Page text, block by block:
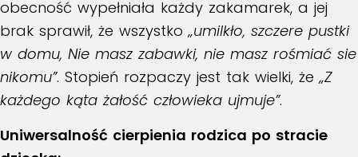
obecność wypełniała każdy zakamarek, a jej
brak sprawił, że wszystko„umilkło, szczere pustki
w domu, Nie masz zabawki, nie masz rośmiać sie
nikomu”. Stopień rozpaczy jest tak wielki, że„Z
każdego kąta żałość człowieka ujmuje”.
Uniwersalność cierpienia rodzica po stracie